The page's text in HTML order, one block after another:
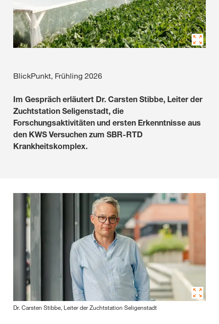
BlickPunkt, Frühling 2026
Im Gespräch erläutert Dr. Carsten Stibbe, Leiter der
Zuchtstation Seligenstadt, die
Forschungsaktivitäten und ersten Erkenntnisse aus
den KWS Versuchen zum SBR-RTD
Krankheitskomplex.
Dr. Carsten Stibbe, Leiter der Zuchtstation Seligenstadt